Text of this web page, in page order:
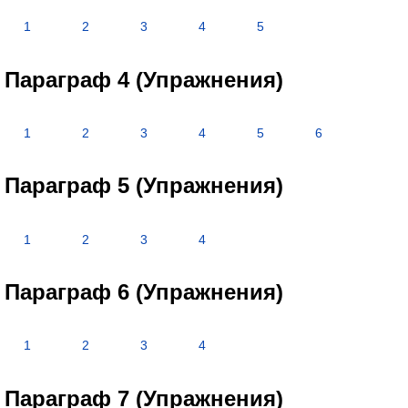
1 2 3 4 5
Параграф 4 (Упражнения)
1 2 3 4 5 6
Параграф 5 (Упражнения)
1 2 3 4
Параграф 6 (Упражнения)
1 2 3 4
Параграф 7 (Упражнения)